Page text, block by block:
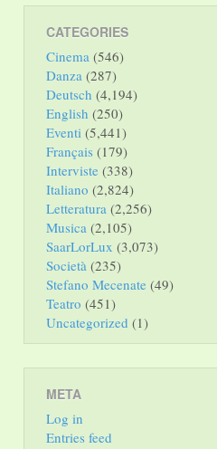
CATEGORIES
Cinema (546)
Danza (287)
Deutsch (4,194)
English (250)
Eventi (5,441)
Français (179)
Interviste (338)
Italiano (2,824)
Letteratura (2,256)
Musica (2,105)
SaarLorLux (3,073)
Società (235)
Stefano Mecenate (49)
Teatro (451)
Uncategorized (1)
META
Log in
Entries feed